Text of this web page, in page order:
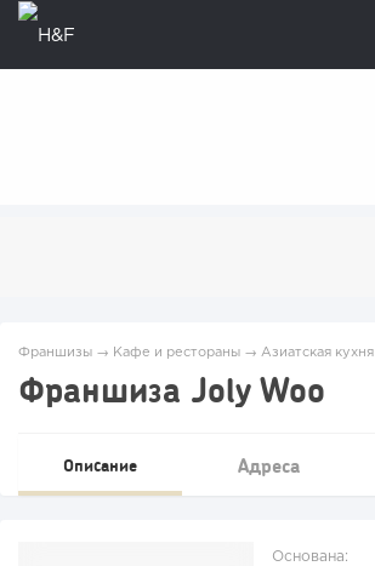
Франшизы → Кафе и рестораны → Азиатская кухня
Франшиза Joly Woo
Описание Адреса
Основана: